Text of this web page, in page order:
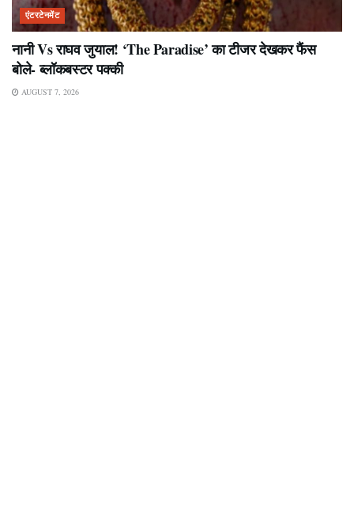
एंटरटेनमेंट
नानी Vs राघव जुयाल! ‘The Paradise’ का टीजर देखकर फैंस
बोले- ब्लॉकबस्टर पक्की
AUGUST 7, 2026